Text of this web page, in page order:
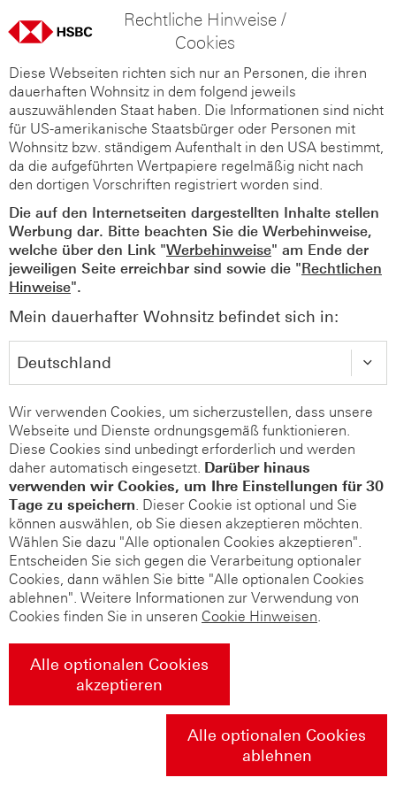
Rechtliche Hinweise /
Cookies
Diese Webseiten richten sich nur an Personen, die ihren
dauerhaften Wohnsitz in dem folgend jeweils
auszuwählenden Staat haben. Die Informationen sind nicht
für US-amerikanische Staatsbürger oder Personen mit
Wohnsitz bzw. ständigem Aufenthalt in den USA bestimmt,
da die aufgeführten Wertpapiere regelmäßig nicht nach
den dortigen Vorschriften registriert worden sind.
Die auf den Internetseiten dargestellten Inhalte stellen
Werbung dar. Bitte beachten Sie die Werbehinweise,
welche über den Link "Werbehinweise" am Ende der
jeweiligen Seite erreichbar sind sowie die "Rechtlichen
Hinweise".
Mein dauerhafter Wohnsitz befindet sich in:
Wir verwenden Cookies, um sicherzustellen, dass unsere
Webseite und Dienste ordnungsgemäß funktionieren.
Diese Cookies sind unbedingt erforderlich und werden
daher automatisch eingesetzt. Darüber hinaus
verwenden wir Cookies, um Ihre Einstellungen für 30
Tage zu speichern. Dieser Cookie ist optional und Sie
können auswählen, ob Sie diesen akzeptieren möchten.
Wählen Sie dazu "Alle optionalen Cookies akzeptieren".
Entscheiden Sie sich gegen die Verarbeitung optionaler
Cookies, dann wählen Sie bitte "Alle optionalen Cookies
ablehnen". Weitere Informationen zur Verwendung von
Cookies finden Sie in unseren Cookie Hinweisen.
Alle optionalen Cookies
akzeptieren
Alle optionalen Cookies
ablehnen